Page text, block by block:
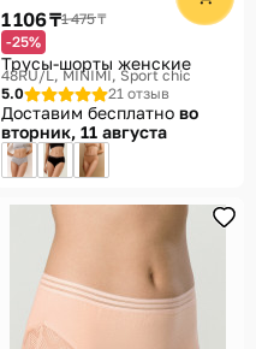
1 106 ₸1 475 ₸
-25%
Трусы-шорты женские
48RU/L MINIMI, Sport chic
5.0
21 отзыв
Доставим бесплатно во
вторник, 11 августа